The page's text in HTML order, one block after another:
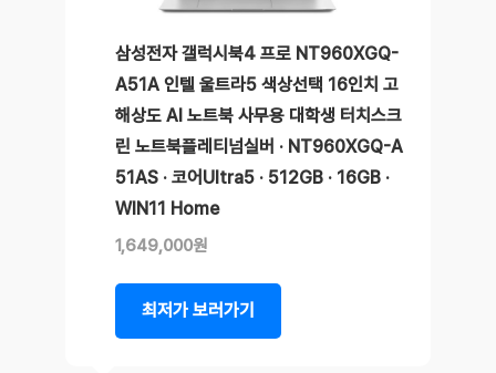
삼성전자 갤럭시북4 프로 NT960XGQ-
A51A 인텔 울트라5 색상선택 16인치 고
해상도 AI 노트북 사무용 대학생 터치스크
린 노트북플레티넘실버 · NT960XGQ-A
51AS · 코어Ultra5 · 512GB · 16GB ·
WIN11 Home
1,649,000원
최저가 보러가기